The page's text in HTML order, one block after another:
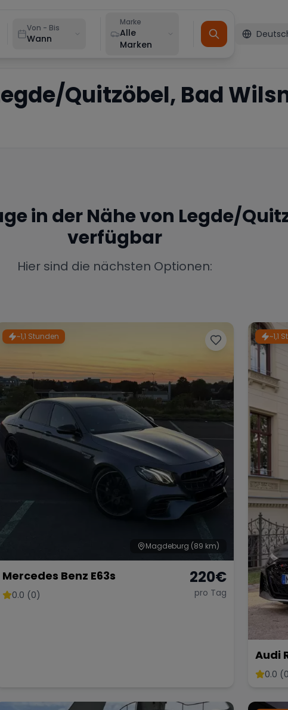
Von - Bis
Wann
Marke
Alle
Marken
Quitzöbel, Bad
in der Nähe von Legde/
verfügbar
Hier sind die nächsten Optionen:
~1,1 Stunden
Magdeburg (89 km)
Mercedes Benz E63s
0.0 (0)
220€
pro Tag
~1,1
Audi
0.0